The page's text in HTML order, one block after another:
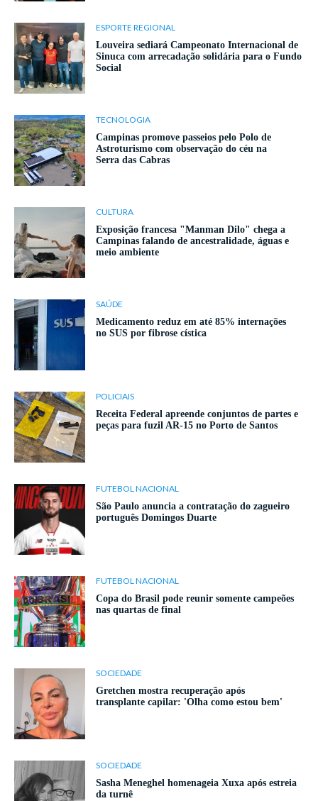
ESPORTE REGIONAL
Louveira sediará Campeonato Internacional de
Sinuca com arrecadação solidária para o Fundo
Social
TECNOLOGIA
Campinas promove passeios pelo Polo de
Astroturismo com observação do céu na
Serra das Cabras
CULTURA
Exposição francesa "Manman Dilo" chega a
Campinas falando de ancestralidade, águas e
meio ambiente
SAÚDE
Medicamento reduz em até 85% internações
no SUS por fibrose cística
POLICIAIS
Receita Federal apreende conjuntos de partes e
peças para fuzil AR-15 no Porto de Santos
FUTEBOL NACIONAL
São Paulo anuncia a contratação do zagueiro
português Domingos Duarte
FUTEBOL NACIONAL
Copa do Brasil pode reunir somente campeões
nas quartas de final
SOCIEDADE
Gretchen mostra recuperação após
transplante capilar: 'Olha como estou bem'
SOCIEDADE
Sasha Meneghel homenageia Xuxa após estreia
da turnê